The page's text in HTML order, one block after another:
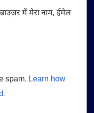
में मेरा नाम, ईमेल
spam. Learn how